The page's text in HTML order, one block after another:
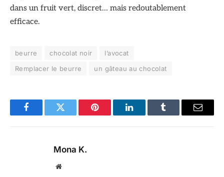
dans un fruit vert, discret… mais redoutablement
efficace.
beurre chocolat noir
l’avocat
Remplacer le beurre
un gâteau au chocolat
FacebookTwitter Pinterest LinkedInTumblr Email
Mona K.
Site